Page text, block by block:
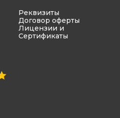
Реквизиты
Договор оферты
Лицензии и
Сертификаты